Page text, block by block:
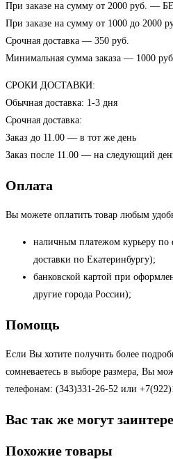
При заказе на сумму от 2000 руб. —
При заказе на сумму от 1000 до 2000
Срочная доставка — 350 руб.
Минимальная сумма заказа — 1000
СРОКИ ДОСТАВКИ:
Обычная доставка: 1-3 дня
Срочная доставка:
Заказ до 11.00 — в тот же день
Заказ после 11.00 — на следующий
Оплата
Вы можете оплатить товар любым
наличным платежом курьеру по
доставки по Екатеринбургу);
банковской картой при
другие города России);
Помощь
Если Вы хотите получить более
сомневаетесь в выборе размера, Вы
телефонам: (343)331-26-52 или
Вас так же могут
Похожие товары